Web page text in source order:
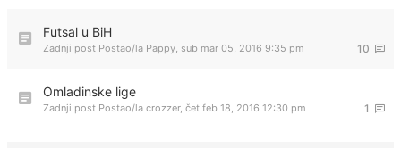
Futsal u BiH
10
Zadnji post Postao/la Pappy, sub mar 05, 2016 9:35 pm
Omladinske lige
1
Zadnji post Postao/la crozzer, čet feb 18, 2016 12:30 pm